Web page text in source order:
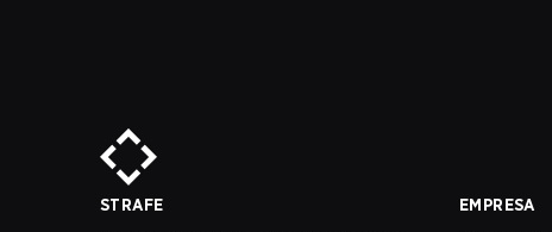
STRAFE
EMPRESA